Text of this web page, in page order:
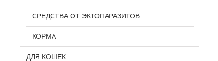
СРЕДСТВА ОТ ЭКТОПАРАЗИТОВ
КОРМА
ДЛЯ КОШЕК